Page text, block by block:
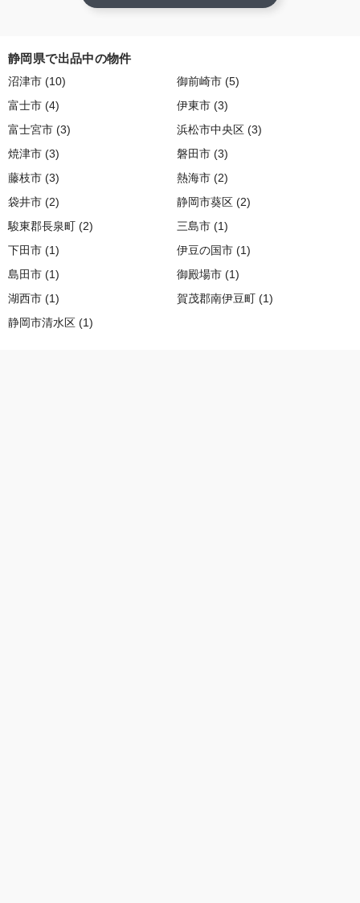
静岡県で出品中の物件
沼津市 (10) 御前崎市 (5)
富士市 (4) 伊東市 (3)
富士宮市 (3) 浜松市中央区 (3)
焼津市 (3) 磐田市 (3)
藤枝市 (3) 熱海市 (2)
袋井市 (2) 静岡市葵区 (2)
駿東郡長泉町 (2) 三島市 (1)
下田市 (1) 伊豆の国市 (1)
島田市 (1) 御殿場市 (1)
湖西市 (1) 賀茂郡南伊豆町 (1)
静岡市清水区 (1)